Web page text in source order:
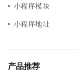
小程序模块
小程序地址
产品推荐